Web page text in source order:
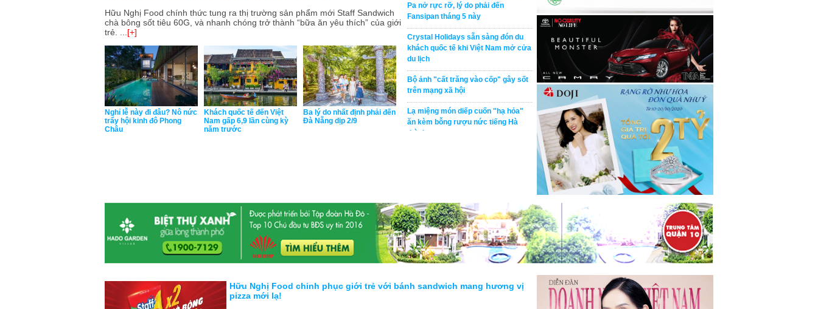
Hữu Nghị Food chính thức tung ra thị trường sản phẩm mới Staff Sandwich
chà bông sốt tiêu 60G, và nhanh chóng trở thành “bữa ăn yêu thích” của giới
trẻ. ... [+]
Nghỉ lễ này đi đâu? Nô nức
trẩy hội kinh đô Phong
Châu
Khách quốc tế đến Việt
Nam gấp 6,9 lần cùng kỳ
năm trước
Ba lý do nhất định phải đến
Đà Nẵng dịp 2/9
Pa nở rực rỡ, lý do phải đến
Fansipan tháng 5 này
Crystal Holidays sẵn sàng đón du
khách quốc tế khi Việt Nam mở cửa
du lịch
Bộ ảnh "cất trăng vào cốp" gây sốt
trên mạng xã hội
Lạ miệng món diếp cuốn "hạ hỏa"
ăn kèm bỗng rượu nức tiếng Hà
thành
Du lịch Hội An mở cửa trở lại sau
dịch Covid-19
Hữu Nghị Food chinh phục giới trẻ với bánh sandwich mang hương vị
pizza mới lạ!